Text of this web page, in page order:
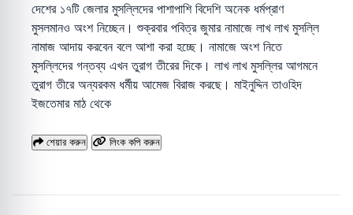
দেশের ১৭টি জেলার মুসল্লিদের পাশাপাশি বিদেশি অনেক ধর্মপ্রাণ
মুসলমানও অংশ নিচ্ছেন। শুক্রবার পবিত্র জুমার নামাজে লাখ লাখ মুসল্লি
নামাজ আদায় করবেন বলে আশা করা হচ্ছে। নামাজে অংশ নিতে
মুসল্লিদের গন্তব্য এখন তুরাগ তীরের দিকে। লাখ লাখ মুসল্লির আগমনে
তুরাগ তীরে অন্যরকম ধর্মীয় আমেজ বিরাজ করছে। মাইনুদ্দিন তাওহিদ
ইজতেমার মাঠ থেকে
শেয়ার করুন লিংক কপি করুন